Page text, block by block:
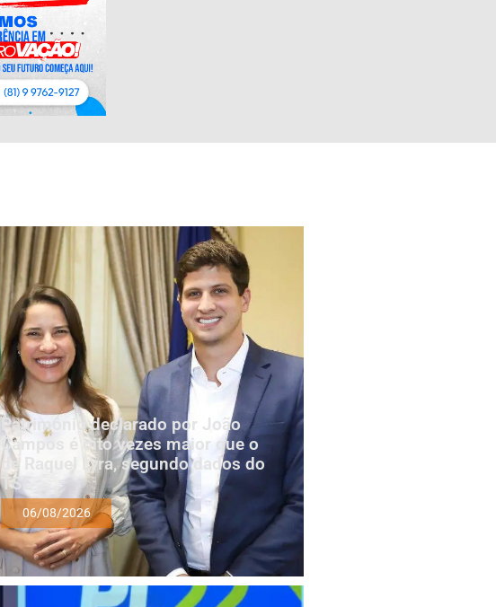
Patrimônio declarado por João
Campos é oito vezes maior que o
de Raquel Lyra, segundo dados do
TSE
06/08/2026